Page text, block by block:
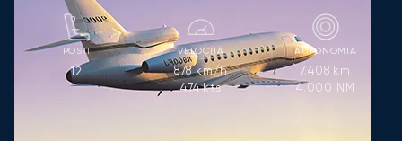
POSTI
12
VELOCITÀ
878km/h
474kts
AUTONOMIA
7.408 km
4.000 NM